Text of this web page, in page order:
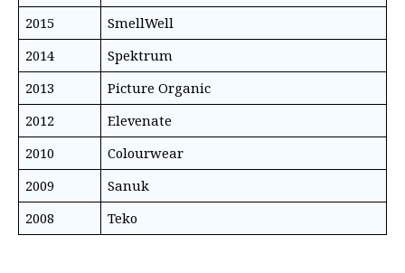
2015
SmellWell
2014
Spektrum
2013
Picture Organic
2012
Elevenate
2010
Colourwear
2009
Sanuk
2008
Teko